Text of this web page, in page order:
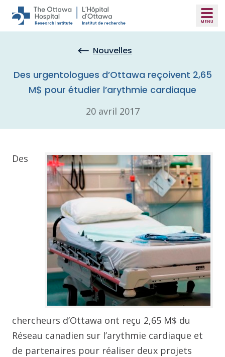
Skip to main content
Nouvelles
Des urgentologues d’Ottawa reçoivent 2,65
M$ pour étudier l’arythmie cardiaque
20 avril 2017
Des
chercheurs d’Ottawa ont reçu 2,65 M$ du
Réseau canadien sur l’arythmie cardiaque et
de partenaires pour réaliser deux projets